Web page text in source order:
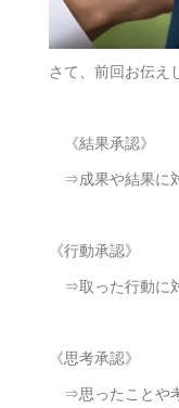
さて、前回お伝え
《結果承認》
⇒成果や結果に
《行動承認》
⇒取った行動に
《思考承認》
⇒思ったことや